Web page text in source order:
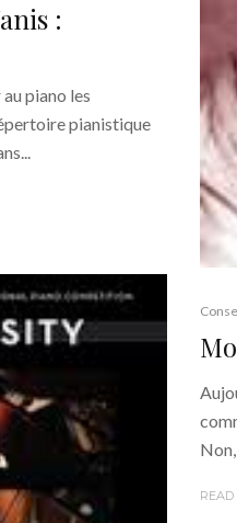
:
piano les
pianistique
READ